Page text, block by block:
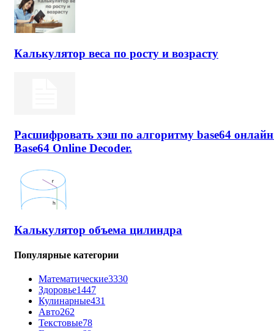
Калькулятор веса по росту и возрасту
Расшифровать хэш по алгоритму base64
Base64 Online Decoder.
Калькулятор объема цилиндра
Популярные категории
Математические3330
Здоровье1447
Кулинарные431
Авто262
Текстовые78